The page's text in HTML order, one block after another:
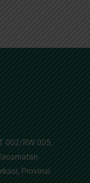
002/RW 005,
Provinsi